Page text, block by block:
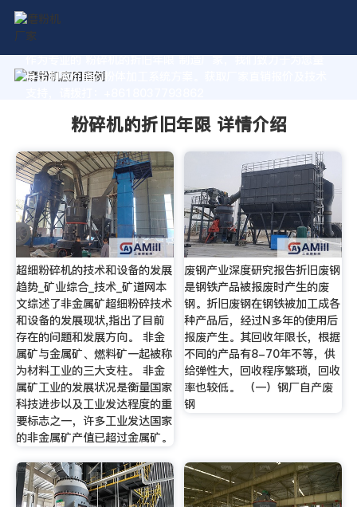
作为专业的 粉碎机的折旧年限 制造厂家，我们致力于为您量
身定制高价值的粉体加工系统方案。获取厂家直销报价及技术
粉碎机的折旧年限 详情介绍
超细粉碎机的技术和设备的发展
趋势_矿业综合_技术_矿道网本
文综述了非金属矿超细粉碎技术
和设备的发展现状,指出了目前
存在的问题和发展方向。 非金
属矿与金属矿、燃料矿一起被称
为材料工业的三大支柱。 非金
属矿工业的发展状况是衡量国家
科技进步以及工业发达程度的重
要标志之一，许多工业发达国家
的非金属矿产值已超过金属矿。
废钢产业深度研究报告折旧废钢
是钢铁产品被报废时产生的废
钢。折旧废钢在钢铁被加工成各
种产品后，经过N多年的使用后
报废产生。其回收年限长，根据
不同的产品有8-70年不等，供
给弹性大，回收程序繁琐，回收
率也较低。 （一）钢厂自产废
钢